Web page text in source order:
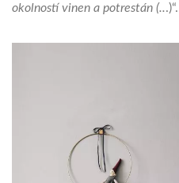
okolností vinen a potrestán (...)“.